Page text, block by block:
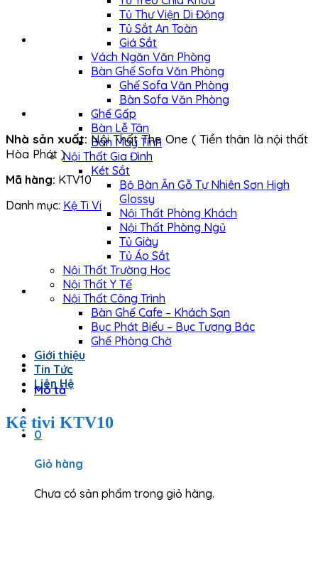
Tủ Thư Viện Di Động
Tủ Sắt An Toàn
Giá Sắt
Vách Ngăn Văn Phòng
Bàn Ghế Sofa Văn Phòng
Ghế Sofa Văn Phòng
Bàn Sofa Văn Phòng
Ghế Gấp
Bàn Lễ Tân
Bàn Máy Tính
Nội Thất Gia Đình
Két Sắt
Bộ Bàn Ăn Gỗ Tự Nhiên Sơn High
Glossy
Nội Thất Phòng Khách
Nội Thất Phòng Ngủ
Tủ Giày
Tủ Áo Sắt
Nội Thất Trường Học
Nội Thất Y Tế
Nội Thất Công Trình
Bàn Ghế Cafe – Khách Sạn
Bục Phát Biểu – Bục Tượng Bác
Ghế Phòng Chờ
Giới thiệu
Tin Tức
Liên Hệ
0
Giỏ hàng
Chưa có sản phẩm trong giỏ hàng.
Nhà sản xuất: Nội Thất The One ( Tiền thân là nội thất
Hòa Phát )
Mã hàng: KTV10
Danh mục: Kệ Ti Vi
Mô tả
Kệ tivi KTV10